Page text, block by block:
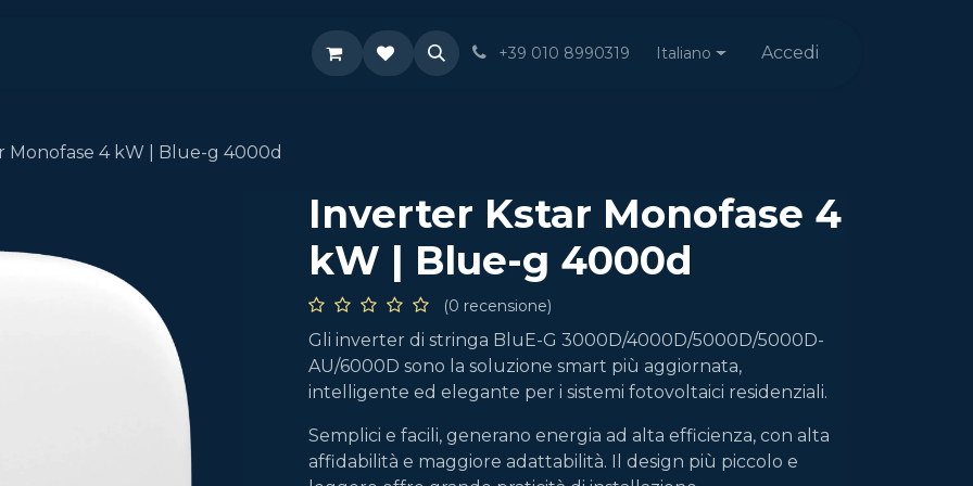
+39 010 8990319 Italiano Accedi
Monofase 4 kW | Blue-g 4000d
Inverter Kstar Monofase 4
kW | Blue-g 4000d
(0 recensione)
Gli inverter di stringa BluE-G 3000D/4000D/5000D/5000D-
AU/6000D sono la soluzione smart più aggiornata,
intelligente ed elegante per i sistemi fotovoltaici residenziali.
Semplici e facili, generano energia ad alta efficienza, con alta
affidabilità e maggiore adattabilità. Il design più piccolo e